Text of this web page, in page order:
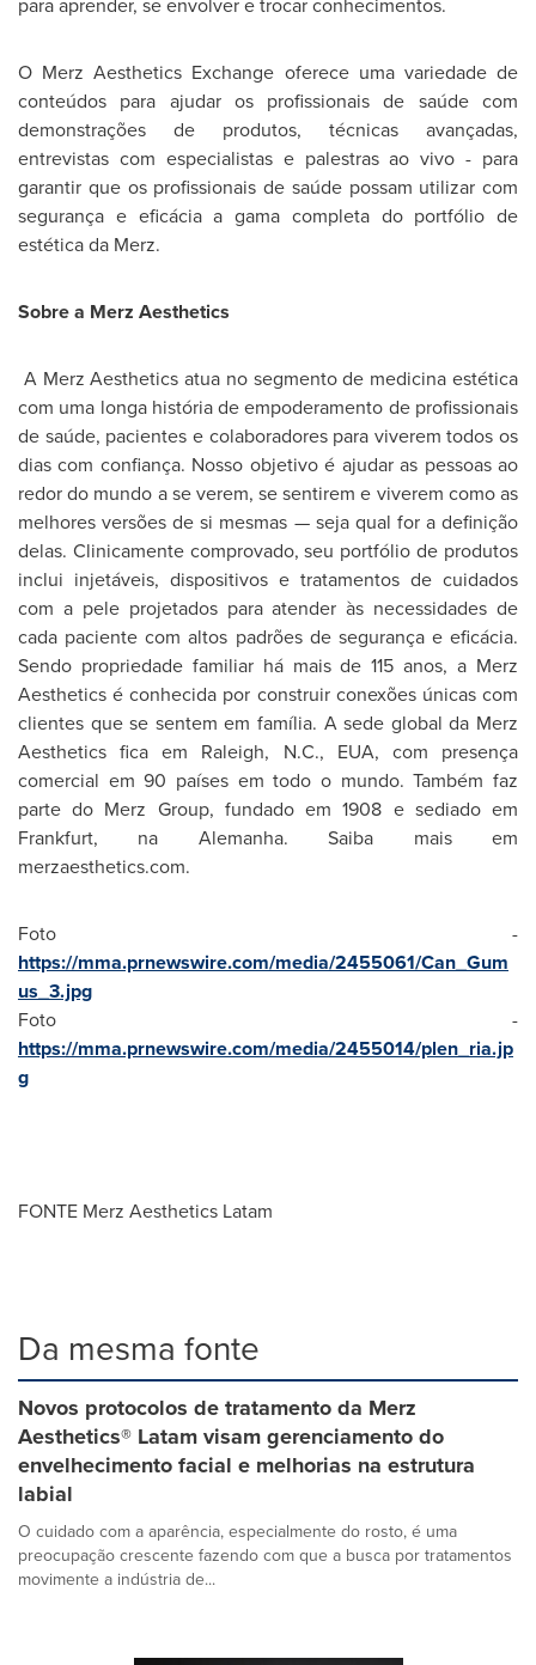
O Merz Aesthetics Exchange oferece uma variedade de
conteúdos para ajudar os profissionais de saúde com
demonstrações de produtos, técnicas avançadas,
entrevistas com especialistas e palestras ao vivo - para
garantir que os profissionais de saúde possam utilizar com
segurança e eficácia a gama completa do portfólio de
estética da Merz.
Sobre a Merz Aesthetics
A Merz Aesthetics atua no segmento de medicina estética
com uma longa história de empoderamento de profissionais
de saúde, pacientes e colaboradores para viverem todos os
dias com confiança. Nosso objetivo é ajudar as pessoas ao
redor do mundo a se verem, se sentirem e viverem como as
melhores versões de si mesmas — seja qual for a definição
delas. Clinicamente comprovado, seu portfólio de produtos
inclui injetáveis, dispositivos e tratamentos de cuidados
com a pele projetados para atender às necessidades de
cada paciente com altos padrões de segurança e eficácia.
Sendo propriedade familiar há mais de 115 anos, a Merz
Aesthetics é conhecida por construir conexões únicas com
clientes que se sentem em família. A sede global da Merz
Aesthetics fica em Raleigh, N.C., EUA, com presença
comercial em 90 países em todo o mundo. Também faz
parte do Merz Group, fundado em 1908 e sediado em
Frankfurt, na Alemanha. Saiba mais em
merzaesthetics.com.
Foto -
https://mma.prnewswire.com/media/2455061/Can_Gum
us_3.jpg
Foto -
https://mma.prnewswire.com/media/2455014/plen_ria.jp
g
FONTE Merz Aesthetics Latam
Da mesma fonte
Novos protocolos de tratamento da Merz
Aesthetics® Latam visam gerenciamento do
envelhecimento facial e melhorias na estrutura
labial
O cuidado com a aparência, especialmente do rosto, é uma
preocupação crescente fazendo com que a busca por tratamentos
movimente a indústria de...